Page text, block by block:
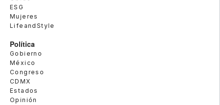
ESG
Mujeres
LifeandStyle
Política
Gobierno
México
Congreso
CDMX
Estados
Opinión